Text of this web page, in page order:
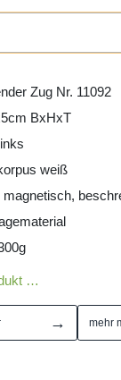
Zug Nr. 11092
BxHxT
weiß
magnetisch,
…
→ mehr